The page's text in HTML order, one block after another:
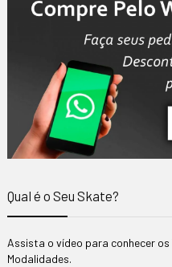
Qual é o Seu Skate?
Assista o vídeo para conhecer
Modalidades.